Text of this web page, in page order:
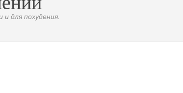
для похудения.